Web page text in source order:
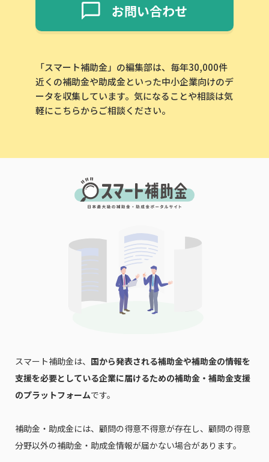
お問い合わせ
「スマート補助金」の編集部は、毎年30,000件
近くの補助金や助成金といった中小企業向けのデ
ータを収集しています。気になることや相談は気
軽にこちらからご相談ください。
スマート補助金は、 国から発表される補助金や補助金の情報を
支援を必要としている企業に届けるための補助金・補助金支援
のプラットフォームです。
補助金・助成金には、顧問の得意不得意が存在し、顧問の得意
分野以外の補助金・助成金情報が届かない場合があります。